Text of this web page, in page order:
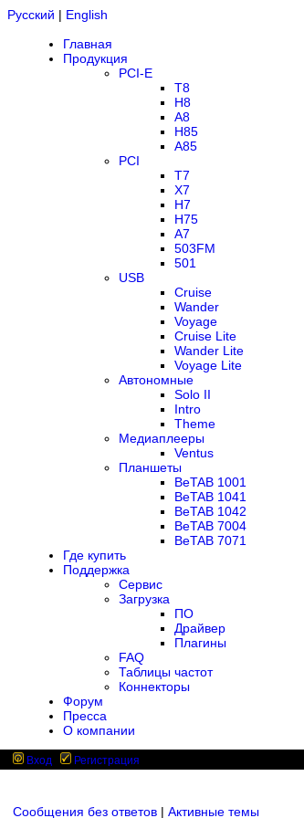
Русский | English
Главная
Продукция
PCI-E
T8
H8
A8
H85
A85
PCI
T7
X7
H7
H75
A7
503FM
501
USB
Cruise
Wander
Voyage
Cruise Lite
Wander Lite
Voyage Lite
Автономные
Solo II
Intro
Theme
Медиаплееры
Ventus
Планшеты
BeTAB 1001
BeTAB 1041
BeTAB 1042
BeTAB 7004
BeTAB 7071
Где купить
Поддержка
Сервис
Загрузка
ПО
Драйвер
Плагины
FAQ
Таблицы частот
Коннекторы
Форум
Пресса
О компании
Вход Регистрация
Сообщения без ответов | Активные темы